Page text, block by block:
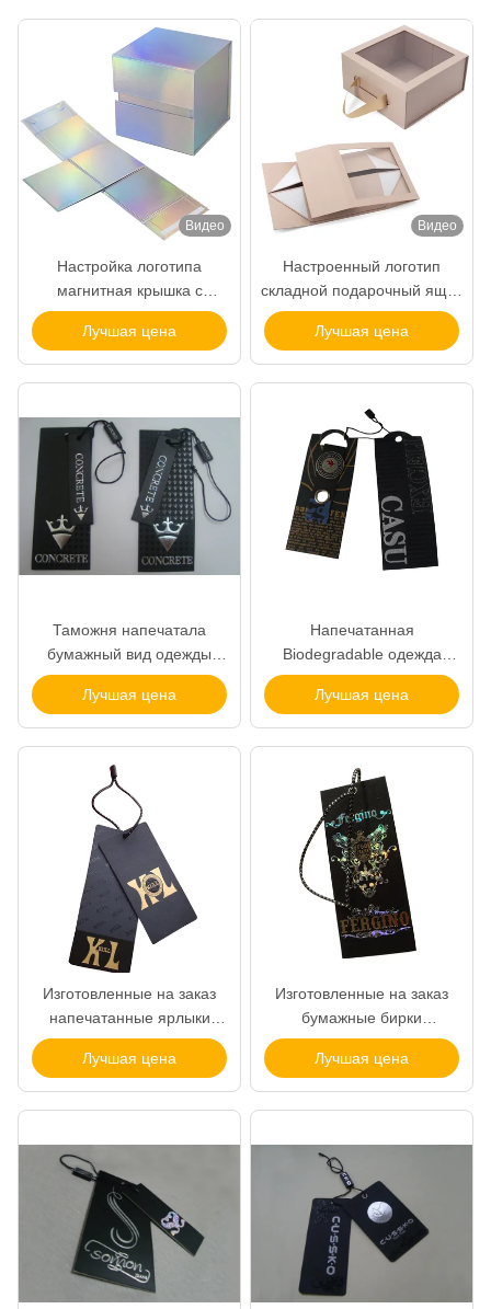
Видео
Настройка логотипа
магнитная крышка с
крышкой, складные коробки
для рождественских
подарков, складываемые
коробки, оптовая торговля
Лучшая цена
Видео
Настроенный логотип
складной подарочный ящик
с лентой оптовой Kraft Box
упаковка ленточные
оконные ящики
Лучшая цена
Таможня напечатала
бумажный вид одежды
маркирует пятно слоения
Matt УЛЬТРАФИОЛЕТОВОЕ
имя маркирует для одежды
Лучшая цена
Напечатанная
Biodegradable одежда
маркирует творческую
бумажную одежду картона
маркирует поставщика
Лучшая цена
Изготовленные на заказ
напечатанные ярлыки
одежды завертывают
сусальное золото в бумагу
Hangtags
УЛЬТРАФИОЛЕТОВОЕ
Лучшая цена
Изготовленные на заказ
бумажные бирки
фирменного наименования
для фабрики логотипа
Hologram ценника одежды
одежд
Лучшая цена